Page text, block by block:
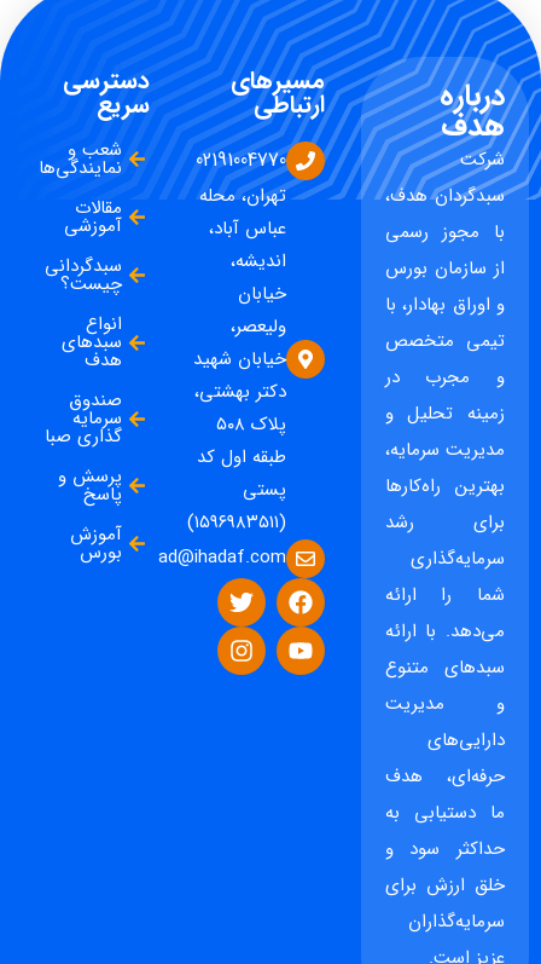
درباره
هدف
شرکت
سبدگردان هدف،
با مجوز رسمی
از سازمان بورس
و اوراق بهادار، با
تیمی متخصص
و مجرب در
زمینه تحلیل و
مدیریت سرمایه،
بهترین راه‌کارها
برای رشد
سرمایه‌گذاری
شما را ارائه
می‌دهد. با ارائه
سبدهای متنوع
و مدیریت
دارایی‌های
حرفه‌ای، هدف
ما دستیابی به
حداکثر سود و
خلق ارزش برای
سرمایه‌گذاران
عزیز است.
مسیرهای
ارتباطی
02191004770
تهران، محله
عباس آباد،
اندیشه،
خیابان
ولیعصر،
خیابان شهید
دکتر بهشتی،
پلاک ۵۰۸
طبقه اول کد
پستی
(۱۵۹۶۹۸۳۵۱۱)
ad@ihadaf.com
دسترسی
سریع
شعب و
نمایندگی‌ها
مقالات
آموزشی
سبدگردانی
چیست؟
انواع
سبدهای
هدف
صندوق
سرمایه
گذاری صبا
پرسش و
پاسخ
آموزش
بورس